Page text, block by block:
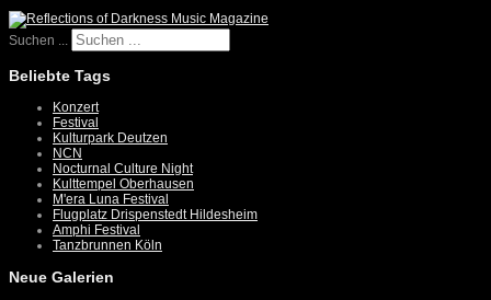
Suchen ...
Beliebte Tags
Konzert
Festival
Kulturpark Deutzen
NCN
Nocturnal Culture Night
Kulttempel Oberhausen
M'era Luna Festival
Flugplatz Drispenstedt Hildesheim
Amphi Festival
Tanzbrunnen Köln
Neue Galerien